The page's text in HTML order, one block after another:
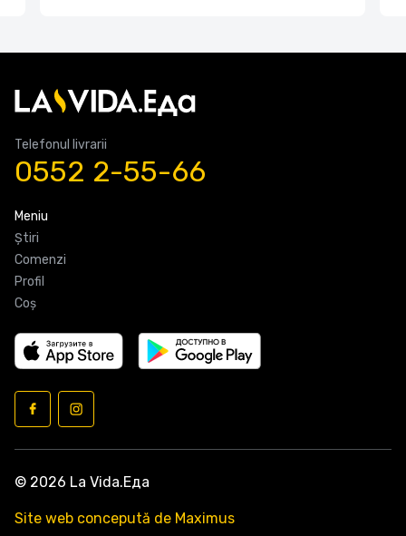
Telefonul livrarii
0552 2-55-66
Meniu
Știri
Comenzi
Profil
Coş
© 2026 La Vida.Еда
Site web concepută de Maximus